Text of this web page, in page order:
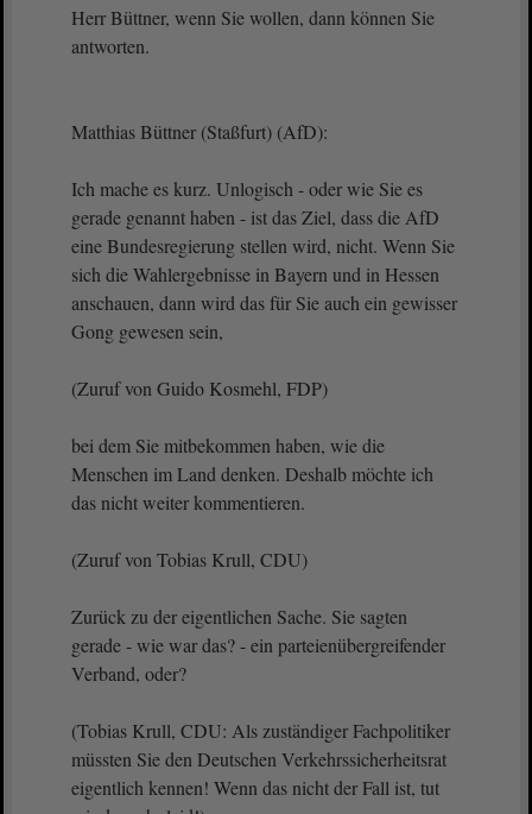
Herr Büttner, wenn Sie wollen, dann können Sie
antworten.
Matthias Büttner (Staßfurt) (AfD):
Ich mache es kurz. Unlogisch - oder wie Sie es
gerade genannt haben - ist das Ziel, dass die AfD
eine Bundesregierung stellen wird, nicht. Wenn Sie
sich die Wahlergebnisse in Bayern und in Hessen
anschauen, dann wird das für Sie auch ein gewisser
Gong gewesen sein,
(Zuruf von Guido Kosmehl, FDP)
bei dem Sie mitbekommen haben, wie die
Menschen im Land denken. Deshalb möchte ich
das nicht weiter kommentieren.
(Zuruf von Tobias Krull, CDU)
Zurück zu der eigentlichen Sache. Sie sagten
gerade - wie war das? - ein parteienübergreifender
Verband, oder?
(Tobias Krull, CDU: Als zuständiger Fachpolitiker
müssten Sie den Deutschen Verkehrssicherheitsrat
eigentlich kennen! Wenn das nicht der Fall ist, tut